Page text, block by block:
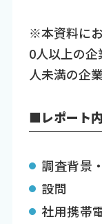
※本資料に
0人以上の
人未満の企
■レポート
調査背景
設問
社用携帯